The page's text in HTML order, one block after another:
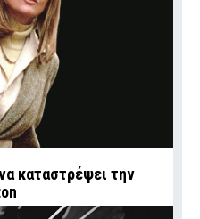
καταστρέψει την